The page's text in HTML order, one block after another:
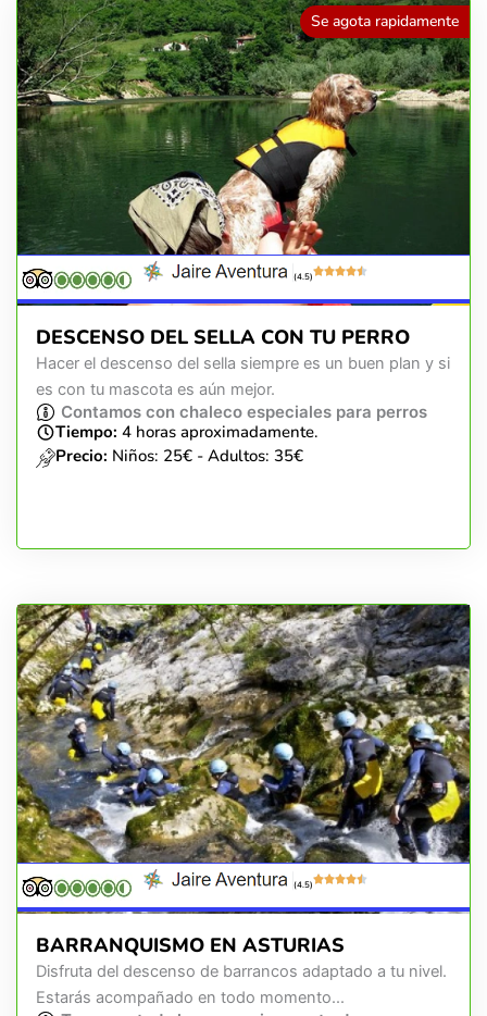
Se agota rapidamente
(4.5)
DESCENSO DEL SELLA CON TU PERRO
Hacer el descenso del sella siempre es un buen plan y si
es con tu mascota es aún mejor.
Contamos con chaleco especiales para perros
Tiempo: 4 horas aproximadamente.
Precio: Niños: 25€ - Adultos: 35€
(4.5)
BARRANQUISMO EN ASTURIAS
Disfruta del descenso de barrancos adaptado a tu nivel.
Estarás acompañado en todo momento...